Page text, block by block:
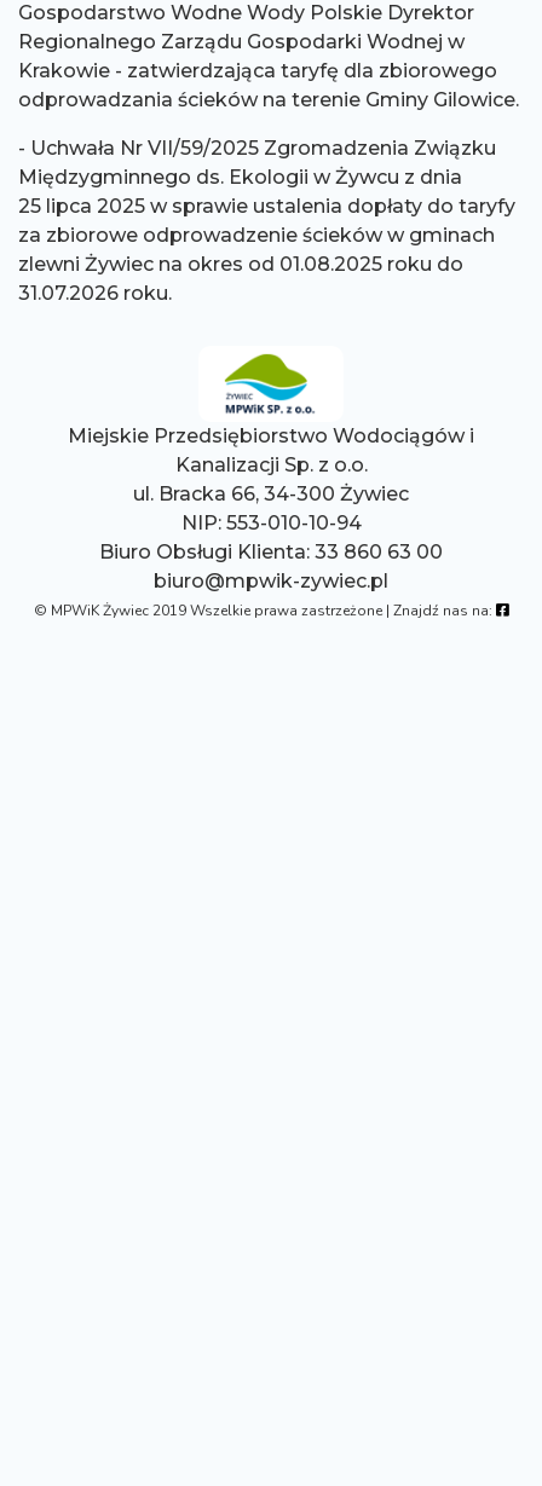
Gospodarstwo Wodne Wody Polskie Dyrektor
Regionalnego Zarządu Gospodarki Wodnej w
Krakowie - zatwierdzająca taryfę dla zbiorowego
odprowadzania ścieków na terenie Gminy Gilowice.
- Uchwała Nr VII/59/2025 Zgromadzenia Związku
Międzygminnego ds. Ekologii w Żywcu z dnia
25 lipca 2025 w sprawie ustalenia dopłaty do taryfy
za zbiorowe odprowadzenie ścieków w gminach
zlewni Żywiec na okres od 01.08.2025 roku do
31.07.2026 roku.
Miejskie Przedsiębiorstwo Wodociągów i
Kanalizacji Sp. z o.o.
ul. Bracka 66, 34-300 Żywiec
NIP: 553-010-10-94
Biuro Obsługi Klienta: 33 860 63 00
biuro@mpwik-zywiec.pl
© MPWiK Żywiec2019Wszelkie prawa zastrzeżone | Znajdź nas na: